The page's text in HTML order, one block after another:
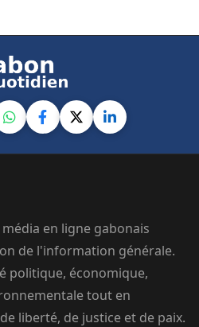
en ligne gabonais
de l'information générale.
politique, économique,
tout en
liberté, de justice et de paix.